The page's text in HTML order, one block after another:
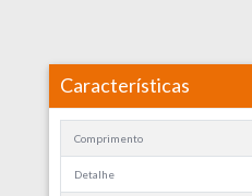
Características
Comprimento
Detalhe